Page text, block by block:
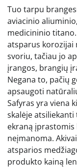
Tuo tarpu
aviacinio
medicininio
atsparus korozijai
svoriu, tačiau jo
įrangos, brangių
Negana to, pačių
apsaugoti
Safyras yra viena
skalėje
ekraną
neįmanoma.
atsparios
produkto kainą